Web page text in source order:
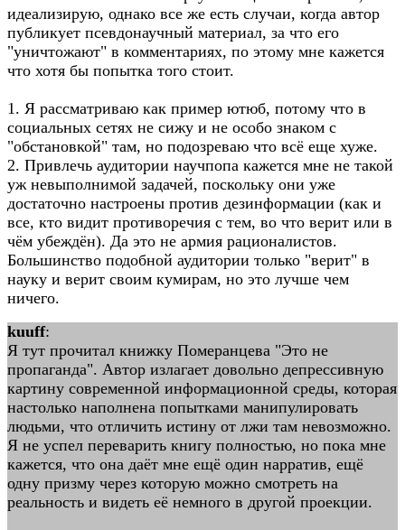
идеализирую, однако все же есть случаи, когда автор
публикует псевдонаучный материал, за что его
"уничтожают" в комментариях, по этому мне кажется
что хотя бы попытка того стоит.
1. Я рассматриваю как пример ютюб, потому что в
социальных сетях не сижу и не особо знаком с
"обстановкой" там, но подозреваю что всё еще хуже.
2. Привлечь аудитории научпопа кажется мне не такой
уж невыполнимой задачей, поскольку они уже
достаточно настроены против дезинформации (как и
все, кто видит противоречия с тем, во что верит или в
чём убеждён). Да это не армия рационалистов.
Большинство подобной аудитории только "верит" в
науку и верит своим кумирам, но это лучше чем
ничего.
kuuff:
Я тут прочитал книжку Померанцева "Это не
пропаганда". Автор излагает довольно депрессивную
картину современной информационной среды, которая
настолько наполнена попытками манипулировать
людьми, что отличить истину от лжи там невозможно.
Я не успел переварить книгу полностью, но пока мне
кажется, что она даёт мне ещё один нарратив, ещё
одну призму через которую можно смотреть на
реальность и видеть её немного в другой проекции.